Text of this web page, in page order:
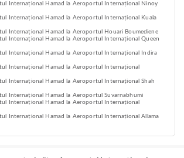
Internațional Hamad la Aeroportul Internațional Ninoy
Internațional Hamad la Aeroportul Internațional Kuala
Internațional Hamad la Aeroportul Houari Boumediene
Internațional Hamad la Aeroportul Internațional Queen
Internațional Hamad la Aeroportul Internațional Indira
Internațional Hamad la Aeroportul Internațional
Internațional Hamad la Aeroportul Internațional Shah
Internațional Hamad la Aeroportul Suvarnabhumi
Internațional Hamad la Aeroportul Internațional
Internațional Hamad la Aeroportul Internațional Allama